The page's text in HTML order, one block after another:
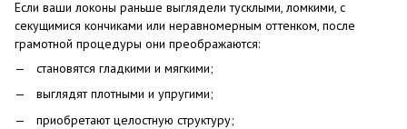
Если ваши локоны раньше выглядели тусклыми, ломкими, с
секущимися кончиками или неравномерным оттенком, после
грамотной процедуры они преображаются:
становятся гладкими и мягкими;
выглядят плотными и упругими;
приобретают целостную структуру;